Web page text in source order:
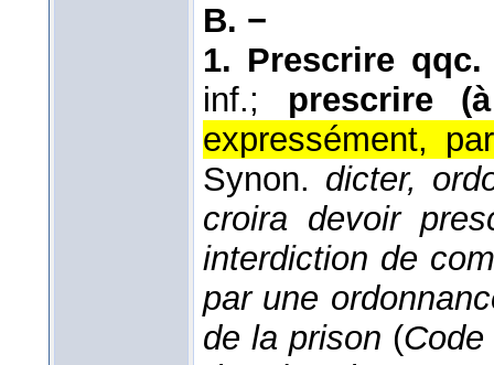
B. −
1. Prescrire
inf.; prescrire
expressément,
Synon. dicter,
croira devoir
interdiction de
par une
de la prison (